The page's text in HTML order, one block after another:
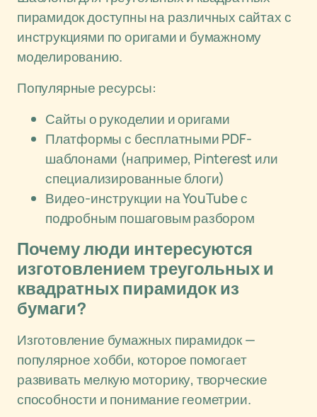
пирамидок доступны на различных сайтах с
инструкциями по оригами и бумажному
моделированию.
Популярные ресурсы:
Сайты о рукоделии и оригами
Платформы с бесплатными PDF-
шаблонами (например, Pinterest или
специализированные блоги)
Видео-инструкции на YouTube с
подробным пошаговым разбором
Почему люди интересуются
изготовлением треугольных и
квадратных пирамидок из
бумаги?
Изготовление бумажных пирамидок —
популярное хобби, которое помогает
развивать мелкую моторику, творческие
способности и понимание геометрии.